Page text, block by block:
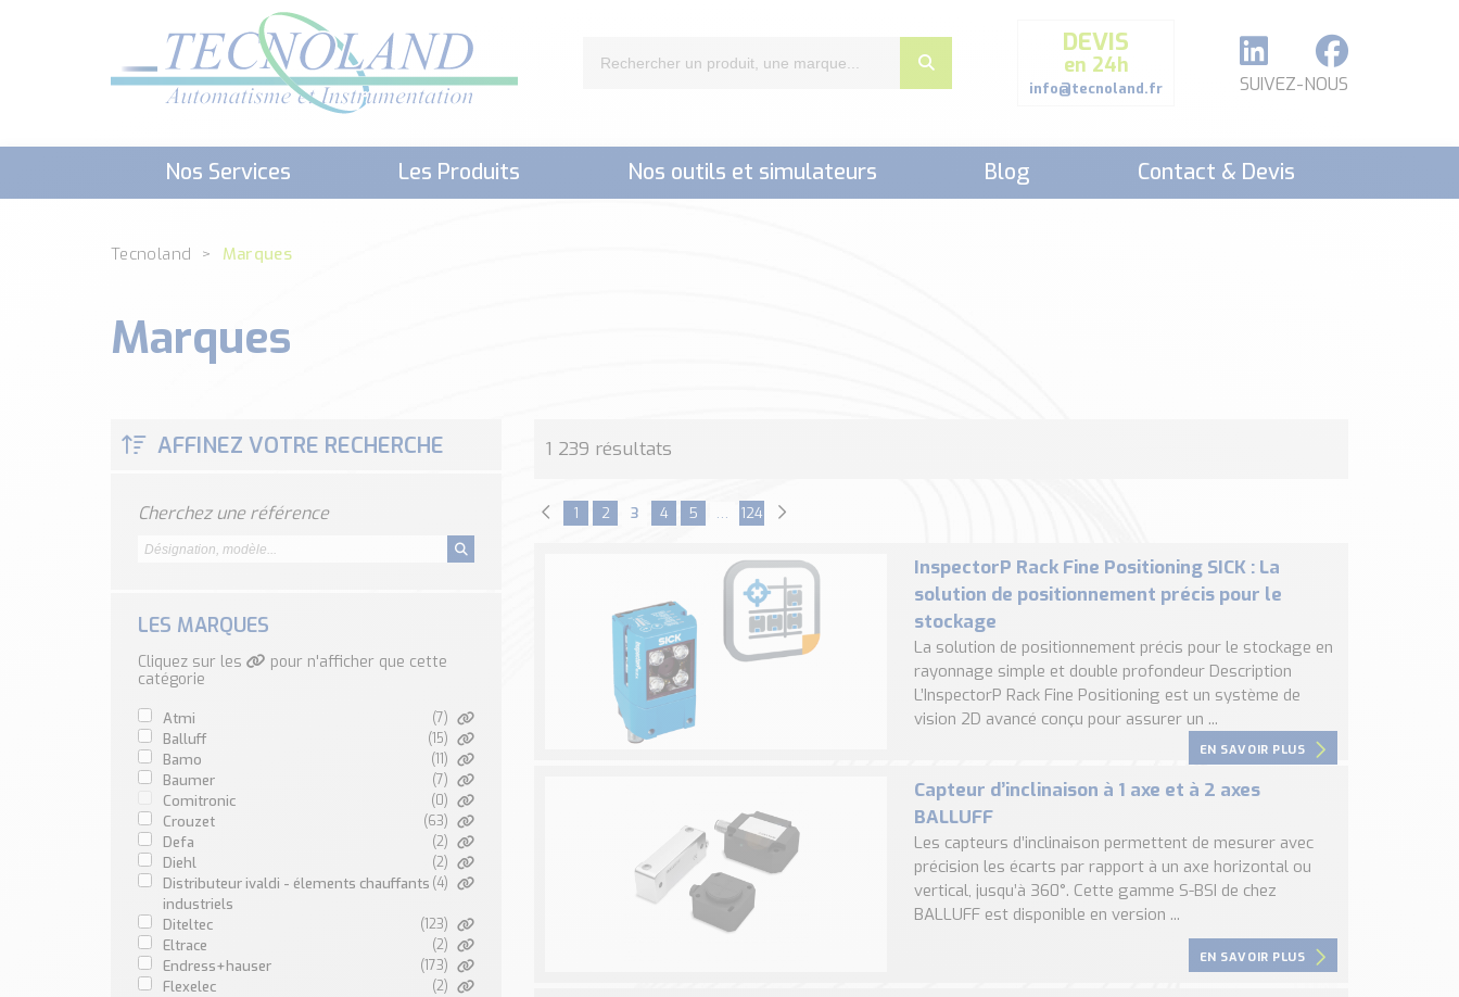
DEVIS
en 24h
info@tecnoland.fr SUIVEZ-NOUS
Nos Services Les Produits Nos outils et simulateurs Blog Contact & Devis
Tecnoland Marques
Marques
AFFINEZ VOTRE RECHERCHE
Cherchez une référence
LES MARQUES
Cliquez sur les
pour n'afficher que cette
catégorie
atmi (7)
balluff (15)
bamo (11)
baumer (7)
comitronic (0)
crouzet (63)
defa (2)
diehl (2)
distributeur ivaldi - élements chauffants
industriels
(4)
diteltec (123)
eltrace (2)
endress+hauser (173)
flexelec (2)
1 239 résultats
1 2 3 4 5 … 124
InspectorP Rack Fine Positioning SICK : La
solution de positionnement précis pour le
stockage
La solution de positionnement précis pour le stockage en
rayonnage simple et double profondeur Description
L’InspectorP Rack Fine Positioning est un système de
vision 2D avancé conçu pour assurer un ...
EN SAVOIR PLUS
Capteur d’inclinaison à 1 axe et à 2 axes
BALLUFF
Les capteurs d’inclinaison permettent de mesurer avec
précision les écarts par rapport à un axe horizontal ou
vertical, jusqu’à 360°. Cette gamme S-BSI de chez
BALLUFF est disponible en version ...
EN SAVOIR PLUS